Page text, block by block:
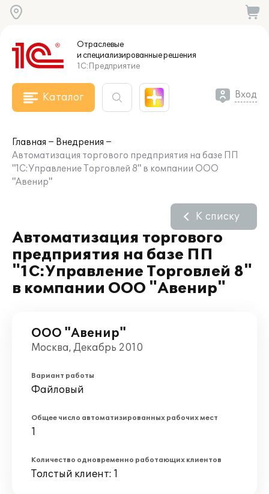
Отраслевые
и специализированныерешения
1С:Предприятие
Каталог Вход
Главная
Внедрения
Автоматизация торгового предприятия на базе ПП
"1С:Управление Торговлей 8" в компании ООО
"Авенир"
Автоматизация торгового
предприятия на базе ПП
"1С:Управление Торговлей 8"
в компании ООО "Авенир"
К списку
ООО "Авенир"
Москва, Декабрь 2010
Вариант работы
Файловый
Общее число автоматизированных рабочих мест
1
Количество одновременно работающих клиентов
Толстый клиент: 1